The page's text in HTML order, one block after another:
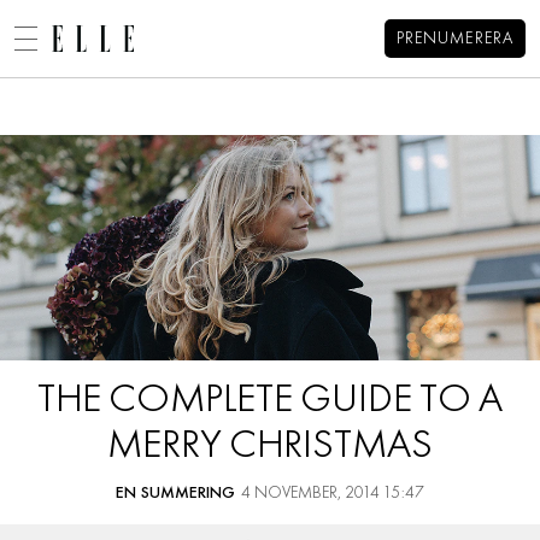
PRENUMERERA
BEAUTY
DECORATION
MAT & VIN
VIDEO
BLOGGAR
MEMBER
Elsa Billgrens blogg MENY
HEM
OM ELSA
KATEGORIER
ARKIV
KONTAKT
THE COMPLETE GUIDE TO A
MERRY CHRISTMAS
EN SUMMERING 4 NOVEMBER, 2014 15:47